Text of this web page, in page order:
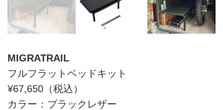
MIGRATRAIL
フルフラットベッドキット
¥67,650（税込）
カラー：ブラックレザー